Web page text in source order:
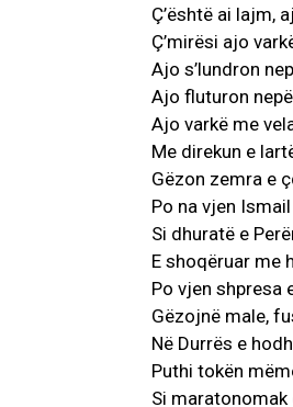
Ç’është ai lajm,
Ç’mirësi ajo
Ajo s’lundron
Ajo fluturon
Ajo varkë me
Me direkun e
Gëzon zemra e
Po na vjen
Si dhuratë e
E shoqëruar me
Po vjen shpresa
Gëzojnë male,
Në Durrës e
Puthi tokën
Si maratonomak